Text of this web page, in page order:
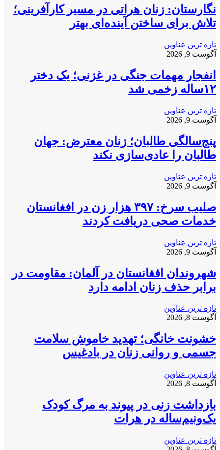
نگارستان: زنان هراتی در مسیر کارآفرینی؛
تلاش برای ساختن آینده‌ای بهتر
تازه ترین عناوین
آگوست 9, 2026
انفجار مهمات جنگی در غزنی؛ یک دختر
۱۲ساله زخمی شد
تازه ترین عناوین
آگوست 9, 2026
پنج‌سالگی طالبان؛ زنان معترض: جهان
طالبان را عادی‌سازی نکند
تازه ترین عناوین
آگوست 9, 2026
صلیب سرخ: ۳۹۷ هزار زن در افغانستان
خدمات صحی دریافت کردند
تازه ترین عناوین
آگوست 9, 2026
شهروندان افغانستان در آلمان: مقاومت در
برابر حذف زنان ادامه دارد
تازه ترین عناوین
آگوست 8, 2026
خشونت خانگی؛ تهدید خاموش سلامت
جسمی و روانی زنان در بادغیس
تازه ترین عناوین
آگوست 8, 2026
بازداشت زنی در پیوند به مرگ کودک
یک‌ونیم‌ساله در هرات
تازه ترین عناوین